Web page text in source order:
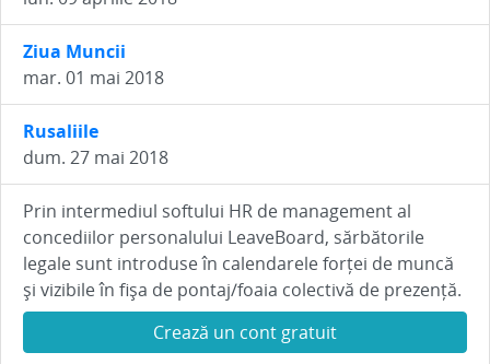
Ziua Muncii
mar. 01 mai 2018
Rusaliile
dum. 27 mai 2018
Prin intermediul softului HR de management al
concediilor personalului LeaveBoard, sărbătorile
legale sunt introduse în calendarele forței de muncă
și vizibile în fișa de pontaj/foaia colectivă de prezență.
Crează un cont gratuit